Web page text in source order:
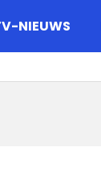
NIEUWS